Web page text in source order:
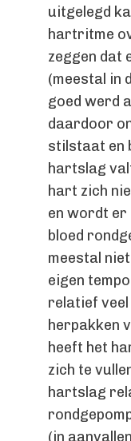
uitgelegd
hartritme
zeggen dat
(meestal in
goed werd
daardoor
stilstaat en
hartslag
hart zich
en wordt
bloed
meestal
eigen
relatief
herpakken
heeft het
zich te
hartslag
(in